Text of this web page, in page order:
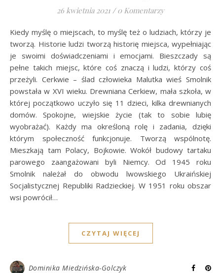
26 kwietnia 2021 / 0 Komentarzy
Kiedy myślę o miejscach, to myślę też o ludziach, którzy je
tworzą. Historie ludzi tworzą historię miejsca, wypełniając
je swoimi doświadczeniami i emocjami. Bieszczady są
pełne takich miejsc, które coś znaczą i ludzi, którzy coś
przeżyli. Cerkwie – ślad człowieka Malutka wieś Smolnik
powstała w XVI wieku. Drewniana Cerkiew, mała szkoła, w
której początkowo uczyło się 11 dzieci, kilka drewnianych
domów. Spokojne, wiejskie życie (tak to sobie lubię
wyobrażać). Każdy ma określoną rolę i zadania, dzięki
którym społeczność funkcjonuje. Tworzą wspólnotę.
Mieszkają tam Polacy, Bojkowie. Wokół budowy tartaku
parowego zaangażowani byli Niemcy. Od 1945 roku
Smolnik należał do obwodu lwowskiego Ukraińskiej
Socjalistycznej Republiki Radzieckiej. W 1951 roku obszar
wsi powrócił…
CZYTAJ WIĘCEJ
Dominika Miedzińska-Golczyk